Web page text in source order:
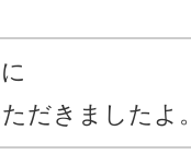
だきましたよ。